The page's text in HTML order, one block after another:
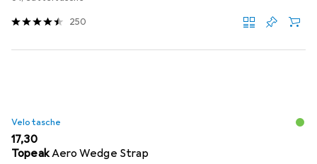
250
Velotasche
EUR
17,30
TopeakAero Wedge Strap